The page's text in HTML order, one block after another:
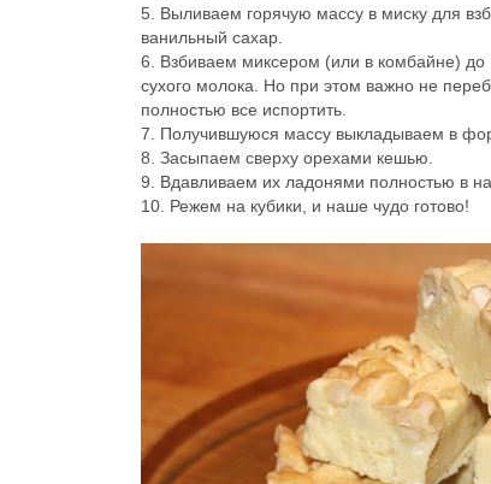
5. Выливаем горячую массу в миску для
ванильный сахар.
6. Взбиваем миксером (или в комбайне) до
сухого молока. Но при этом важно не
полностью все испортить.
7. Получившуюся массу выкладываем в
8. Засыпаем сверху орехами кешью.
9. Вдавливаем их ладонями полностью в
10. Режем на кубики, и наше чудо готово!